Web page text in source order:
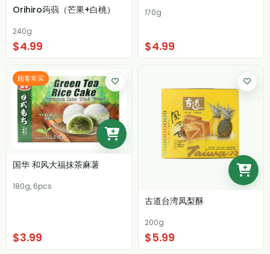
Orihiro蒟蒻（芒果+白桃）
240g
$4.99
170g
$4.99
顾客常买
国华 和风大福抹茶麻薯
180g, 6pcs
$3.99
古道台湾凤梨酥
200g
$5.99